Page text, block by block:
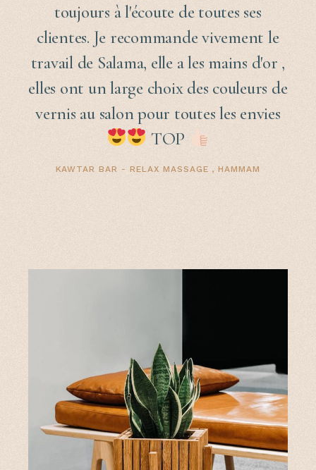
toujours à l'écoute de toutes ses
clientes. Je recommande vivement le
travail de Salama, elle a les mains d'or ,
elles ont un large choix des couleurs de
vernis au salon pour toutes les envies
TOP
KAWTAR BAR - RELAX MASSAGE , HAMMAM